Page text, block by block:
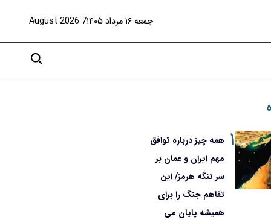
جمعه ۱۶ مرداد ۱۴۰۵ 7 August 2026
۱ همه چیز درباره توافق
مهم ایران و عمان بر
سر تنگه هرمز/ این
تفاهم جنگ را برای
همیشه پایان می